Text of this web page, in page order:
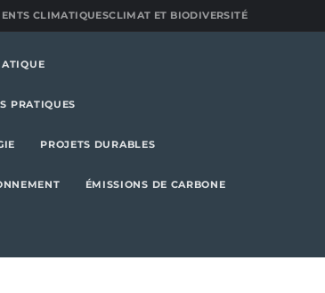
CLIMATIQUESCLIMAT ET BIODIVERSITÉ
PRATIQUES
PROJETS DURABLES
ÉMISSIONS DE CARBONE